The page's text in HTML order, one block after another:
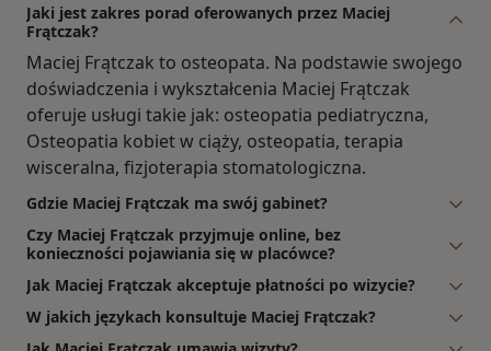
Jaki jest zakres porad oferowanych przez Maciej
Frątczak?
Maciej Frątczak to osteopata. Na podstawie swojego
doświadczenia i wykształcenia Maciej Frątczak
oferuje usługi takie jak: osteopatia pediatryczna,
Osteopatia kobiet w ciąży, osteopatia, terapia
wisceralna, fizjoterapia stomatologiczna.
Gdzie Maciej Frątczak ma swój gabinet?
Czy Maciej Frątczak przyjmuje online, bez
konieczności pojawiania się w placówce?
Jak Maciej Frątczak akceptuje płatności po wizycie?
W jakich językach konsultuje Maciej Frątczak?